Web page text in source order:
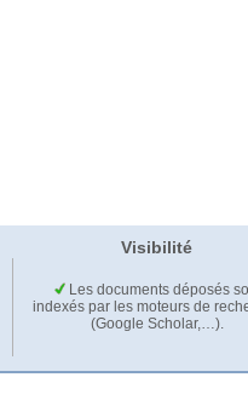
Visibilité
Les documents déposés
indexés par les moteurs de
(Google Scholar,…).